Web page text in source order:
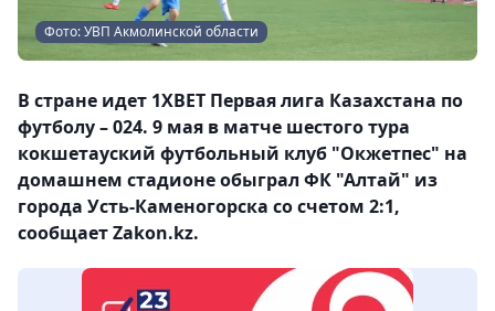
Фото: УВП Акмолинской области
В стране идет 1XBET Первая лига Казахстана по
футболу – 024. 9 мая в матче шестого тура
кокшетауский футбольный клуб "Окжетпес" на
домашнем стадионе обыграл ФК "Алтай" из
города Усть-Каменогорска со счетом 2:1,
сообщает Zakon.kz.